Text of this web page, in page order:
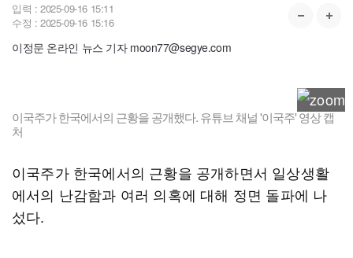
입력 : 2025-09-16 15:11
수정 : 2025-09-16 15:16
이정문 온라인 뉴스 기자 moon77@segye.com
이국주가 한국에서의 근황을 공개했다. 유튜브 채널 '이국주' 영상 캡
처
이국주가 한국에서의 근황을 공개하면서 일상생활
에서의 난감함과 여러 의혹에 대해 정면 돌파에 나
섰다.